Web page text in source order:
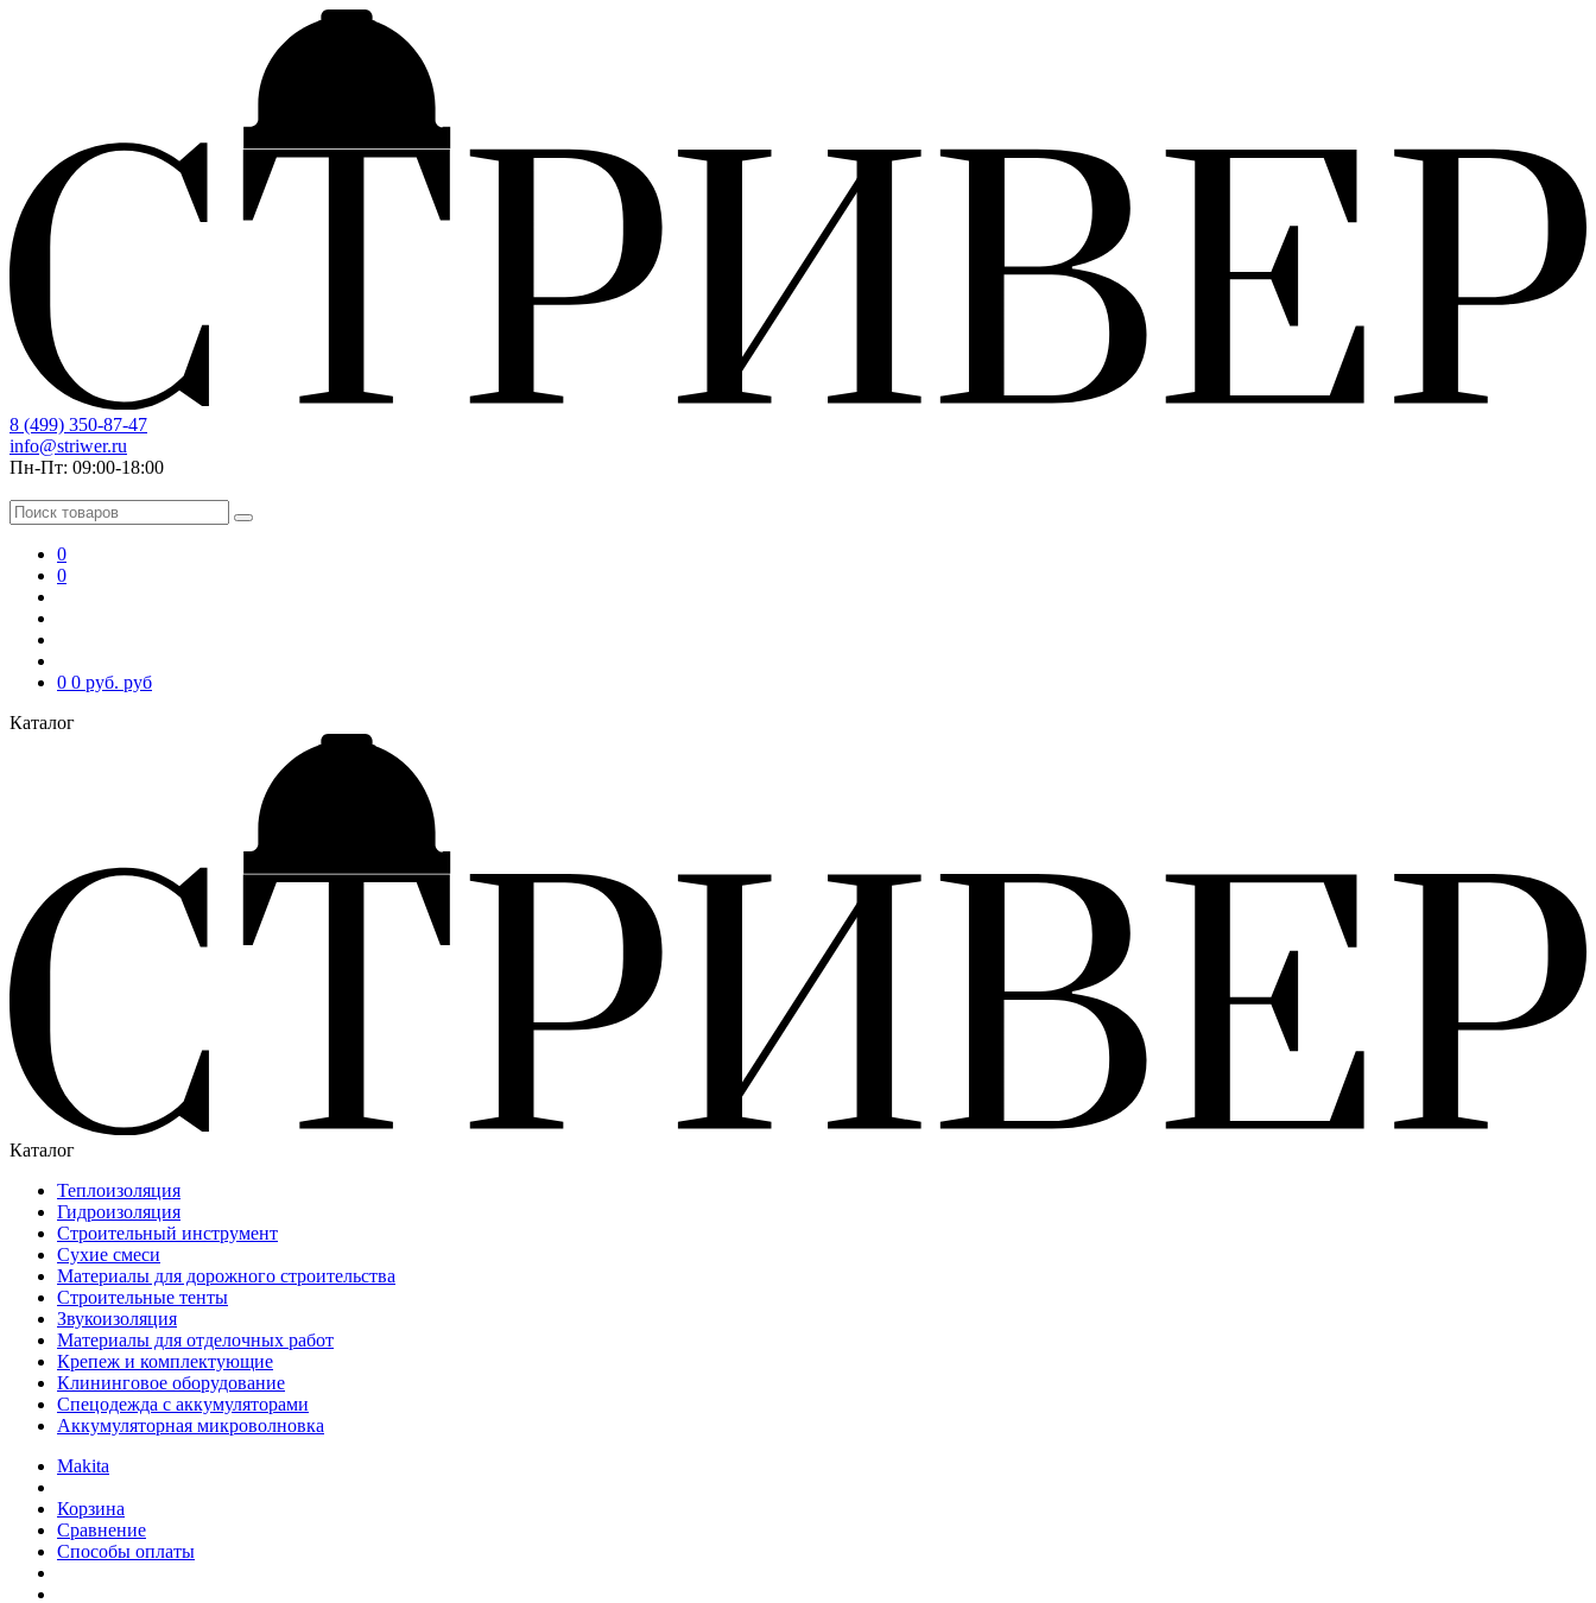
8 (499) 350-87-47
info@striwer.ru
Пн-Пт: 09:00-18:00
0
0
0 0 руб. руб
Каталог
Каталог
Теплоизоляция
Гидроизоляция
Строительный инструмент
Сухие смеси
Материалы для дорожного строительства
Строительные тенты
Звукоизоляция
Материалы для отделочных работ
Крепеж и комплектующие
Клининговое оборудование
Спецодежда с аккумуляторами
Аккумуляторная микроволновка
Makita
Корзина
Сравнение
Способы оплаты